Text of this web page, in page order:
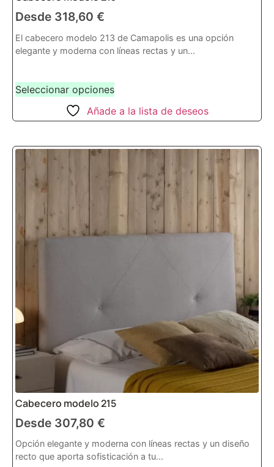
Desde 318,60 €
El cabecero modelo 213 de Camapolis es una opción
elegante y moderna con líneas rectas y un...
Seleccionar opciones
Añade a la lista de deseos
Cabecero modelo 215
Desde 307,80 €
Opción elegante y moderna con líneas rectas y un diseño
recto que aporta sofisticación a tu...